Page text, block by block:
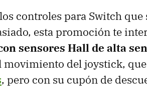
controles para Switch
esta promoción te
sensores Hall de alta
movimiento del joystick,
, pero con su cupón de